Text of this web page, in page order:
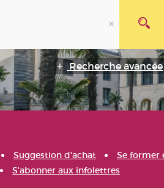
Recherche avancée
Suggestion d'achat
Se former
S'abonner aux infolettres